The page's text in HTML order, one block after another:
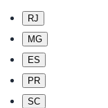
RJ
MG
ES
PR
SC